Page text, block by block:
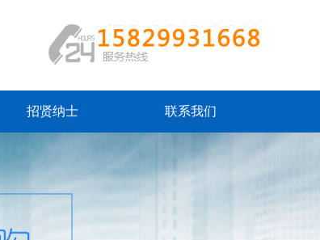
招贤纳士 联系我们